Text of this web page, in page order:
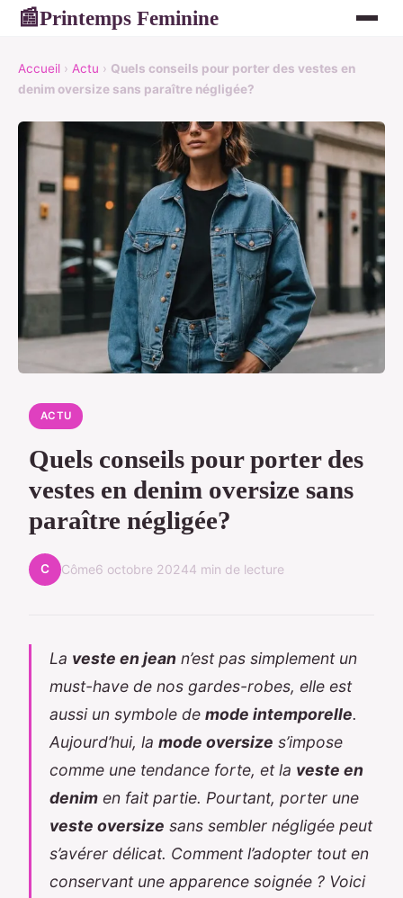
📰Printemps Feminine
Accueil › Actu › Quels conseils pour porter des vestes en
denim oversize sans paraître négligée?
ACTU
Quels conseils pour porter des
vestes en denim oversize sans
paraître négligée?
C Côme6 octobre 20244 min de lecture
La veste en jean n’est pas simplement un
must-have de nos gardes-robes, elle est
aussi un symbole de mode intemporelle.
Aujourd’hui, la mode oversize s’impose
comme une tendance forte, et la veste en
denim en fait partie. Pourtant, porter une
veste oversize sans sembler négligée peut
s’avérer délicat. Comment l’adopter tout en
conservant une apparence soignée ? Voici